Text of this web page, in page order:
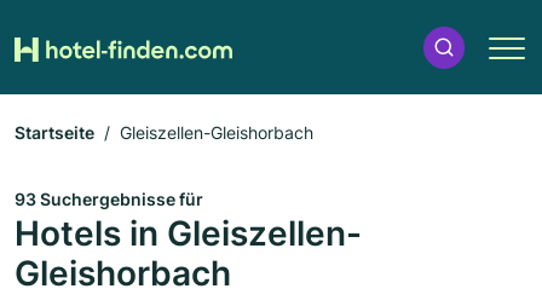
Startseite Gleiszellen-Gleishorbach
93 Suchergebnisse für
Hotels in Gleiszellen-
Gleishorbach